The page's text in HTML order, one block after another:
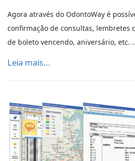
Agora através do OdontoWay é
confirmação de consultas, lembretes
de boleto vencendo, aniversário, etc.
Leia mais...